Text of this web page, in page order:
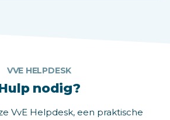
VVE HELPDESK
nodig?
VvE Helpdesk, een praktische